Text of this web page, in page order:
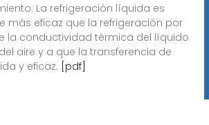
La refrigeración líquida es
más eficaz que la refrigeración por
la conductividad térmica del líquido
aire y a que la transferencia de
y eficaz. [pdf]